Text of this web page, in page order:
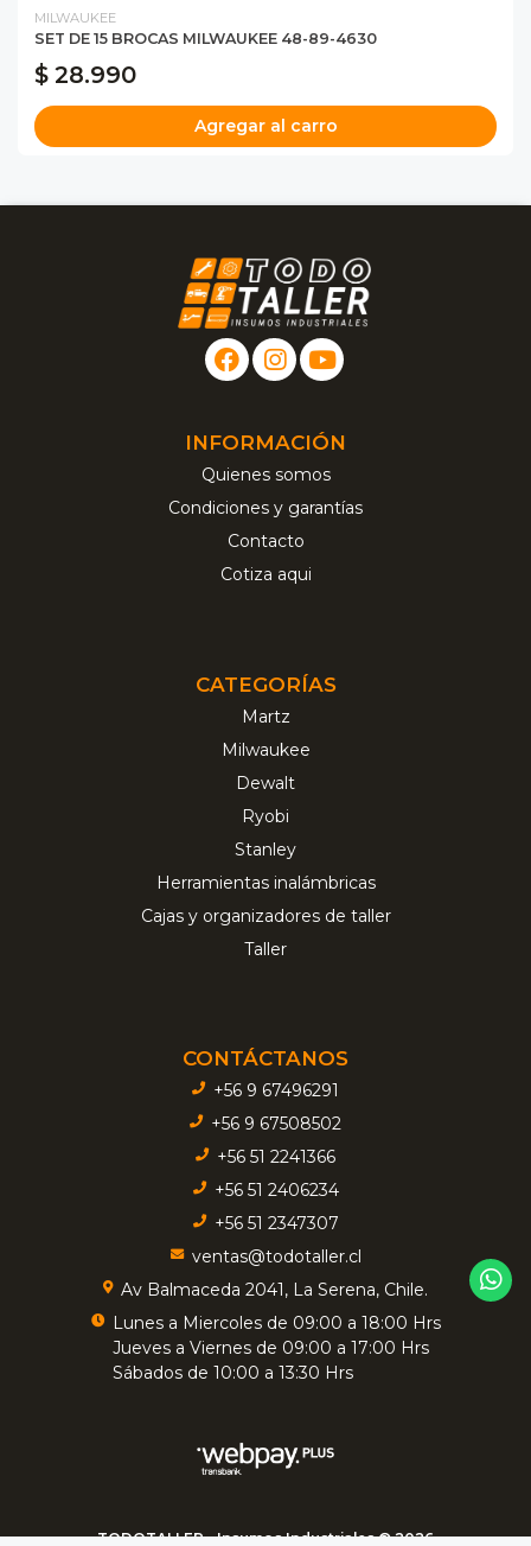
MILWAUKEE
SET DE 15 BROCAS MILWAUKEE 48-89-4630
$ 28.990
Agregar al carro
INFORMACIÓN
Quienes somos
Condiciones y garantías
Contacto
Cotiza aqui
CATEGORÍAS
Martz
Milwaukee
Dewalt
Ryobi
Stanley
Herramientas inalámbricas
Cajas y organizadores de taller
Taller
CONTÁCTANOS
+56 9 67496291
+56 9 67508502
+56 51 2241366
+56 51 2406234
+56 51 2347307
ventas@todotaller.cl
Av Balmaceda 2041, La Serena, Chile.
Lunes a Miercoles de 09:00 a 18:00 Hrs
Jueves a Viernes de 09:00 a 17:00 Hrs
Sábados de 10:00 a 13:30 Hrs
TODOTALLER - Insumos Industriales © 2026